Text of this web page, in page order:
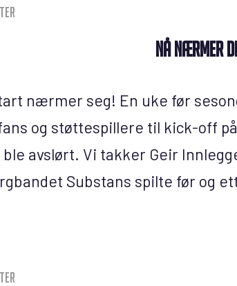
Nå nærmer
nærmer seg! En uke før
og støttespillere til kick-off
ble avslørt. Vi takker Geir
Substans spilte før og